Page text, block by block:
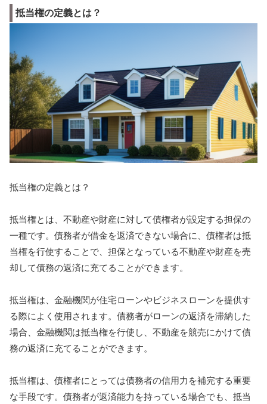
抵当権の定義とは？
抵当権の定義とは？
抵当権とは、不動産や財産に対して債権者が設定する担保の
一種です。債務者が借金を返済できない場合に、債権者は抵
当権を行使することで、担保となっている不動産や財産を売
却して債務の返済に充てることができます。
抵当権は、金融機関が住宅ローンやビジネスローンを提供す
る際によく使用されます。債務者がローンの返済を滞納した
場合、金融機関は抵当権を行使し、不動産を競売にかけて債
務の返済に充てることができます。
抵当権は、債権者にとっては債務者の信用力を補完する重要
な手段です。債務者が返済能力を持っている場合でも、抵当